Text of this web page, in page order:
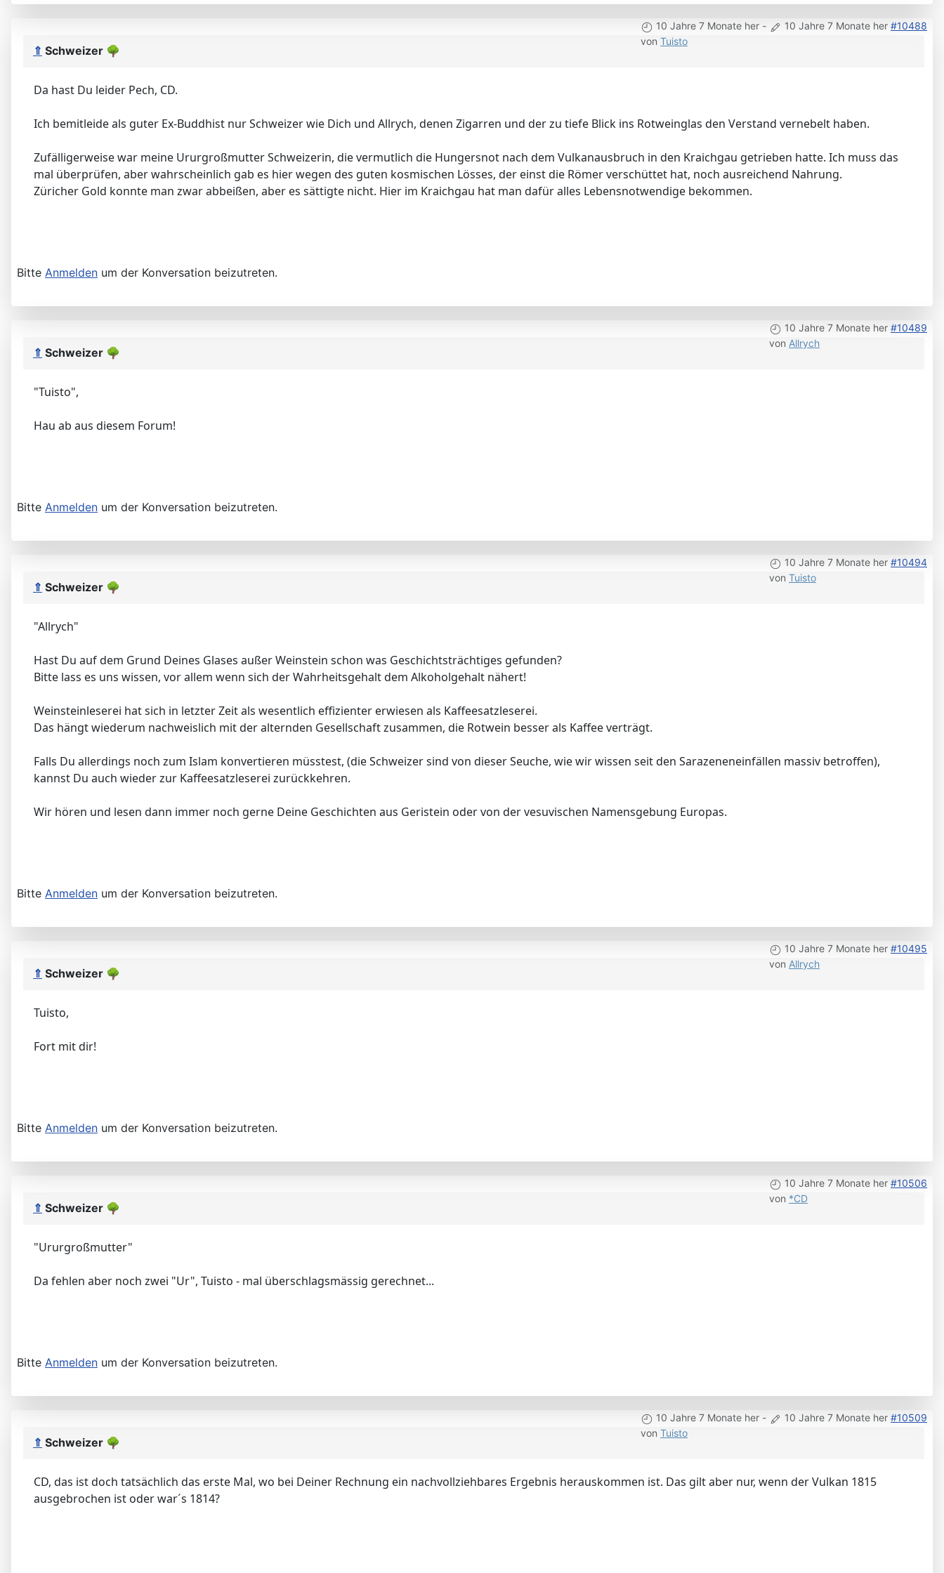
10 Jahre 7 Monate her - 10 Jahre 7 Monate her #10488
von Tuisto
⇑ Schweizer 🌳
Da hast Du leider Pech, CD.
Ich bemitleide als guter Ex-Buddhist nur Schweizer wie Dich und Allrych, denen Zigarren und der zu tiefe Blick ins Rotweinglas den Verstand vernebelt haben.
Zufälligerweise war meine Ururgroßmutter Schweizerin, die vermutlich die Hungersnot nach dem Vulkanausbruch in den Kraichgau getrieben hatte. Ich muss das
mal überprüfen, aber wahrscheinlich gab es hier wegen des guten kosmischen Lösses, der einst die Römer verschüttet hat, noch ausreichend Nahrung.
Züricher Gold konnte man zwar abbeißen, aber es sättigte nicht. Hier im Kraichgau hat man dafür alles Lebensnotwendige bekommen.
Bitte Anmelden um der Konversation beizutreten.
10 Jahre 7 Monate her #10489
von Allrych
⇑ Schweizer 🌳
"Tuisto",
Hau ab aus diesem Forum!
Bitte Anmelden um der Konversation beizutreten.
10 Jahre 7 Monate her #10494
von Tuisto
⇑ Schweizer 🌳
"Allrych"
Hast Du auf dem Grund Deines Glases außer Weinstein schon was Geschichtsträchtiges gefunden?
Bitte lass es uns wissen, vor allem wenn sich der Wahrheitsgehalt dem Alkoholgehalt nähert!
Weinsteinleserei hat sich in letzter Zeit als wesentlich effizienter erwiesen als Kaffeesatzleserei.
Das hängt wiederum nachweislich mit der alternden Gesellschaft zusammen, die Rotwein besser als Kaffee verträgt.
Falls Du allerdings noch zum Islam konvertieren müsstest, (die Schweizer sind von dieser Seuche, wie wir wissen seit den Sarazeneneinfällen massiv betroffen),
kannst Du auch wieder zur Kaffeesatzleserei zurückkehren.
Wir hören und lesen dann immer noch gerne Deine Geschichten aus Geristein oder von der vesuvischen Namensgebung Europas.
Bitte Anmelden um der Konversation beizutreten.
10 Jahre 7 Monate her #10495
von Allrych
⇑ Schweizer 🌳
Tuisto,
Fort mit dir!
Bitte Anmelden um der Konversation beizutreten.
10 Jahre 7 Monate her #10506
von *CD
⇑ Schweizer 🌳
"Ururgroßmutter"
Da fehlen aber noch zwei "Ur", Tuisto - mal überschlagsmässig gerechnet...
Bitte Anmelden um der Konversation beizutreten.
10 Jahre 7 Monate her - 10 Jahre 7 Monate her #10509
von Tuisto
⇑ Schweizer 🌳
CD, das ist doch tatsächlich das erste Mal, wo bei Deiner Rechnung ein nachvollziehbares Ergebnis herauskommen ist. Das gilt aber nur, wenn der Vulkan 1815
ausgebrochen ist oder war´s 1814?